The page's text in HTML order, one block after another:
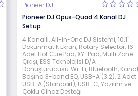
Pioneer DJ
Pioneer DJ Opus-Quad 4 Kanal DJ
Setup
4 Kanallı, All-in-One DJ Sistemi, 10.1"
Dokunmatik Ekran, Rotary Selector, 16
Adet Hot Cue Pad, XY-Pad, Multi Zone
Çıkışı, ESS Teknolojisi D/A
Dönüştürücüsü, Wi-Fi, Bluetooth, Kanal
Başına 3-band EQ, USB-A (3.2), 2 Adet
USB-A (Standart), USB-C, Yazılım ve
Çoklu Cihaz Desteği